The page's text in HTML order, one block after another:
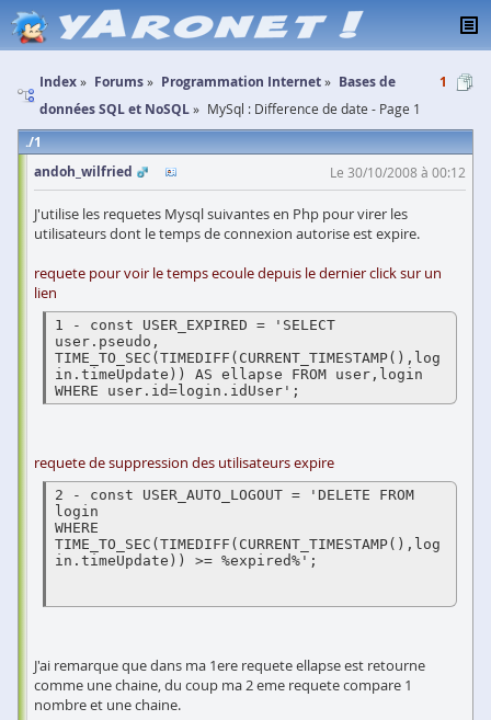
Index Forums Programmation Internet
Bases de
données SQL et NoSQL
MySql : Difference de date - Page 1
1
1
andoh_wilfried
Le 30/10/2008 à 00:12
J'utilise les requetes Mysql suivantes en Php pour virer les
utilisateurs dont le temps de connexion autorise est expire.
requete pour voir le temps ecoule depuis le dernier click sur un
lien
1 - const USER_EXPIRED = 'SELECT
user.pseudo,
TIME_TO_SEC(TIMEDIFF(CURRENT_TIMESTAMP(),log
in.timeUpdate)) AS ellapse FROM user,login
requete de suppression des utilisateurs expire
2 - const USER_AUTO_LOGOUT = 'DELETE FROM
login
WHERE
TIME_TO_SEC(TIMEDIFF(CURRENT_TIMESTAMP(),log
in.timeUpdate)) >= %expired%';
J'ai remarque que dans ma 1ere requete ellapse est retourne
comme une chaine, du coup ma 2 eme requete compare 1
nombre et une chaine.